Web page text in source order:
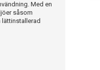
Med en
såsom
lättinstallerad